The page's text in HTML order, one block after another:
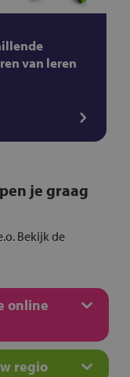
van leren
je graag
Bekijk de
online
regio